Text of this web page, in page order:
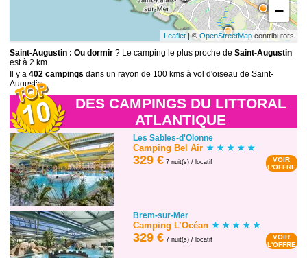
−
Leaflet| ©OpenStreetMapcontributors
Saint-Augustin : Ou dormir ? Le camping le plus proche deSaint-Augustin
est à 2 km.
Il y a402 campings dans un rayon de 100 kms à vol d'oiseau de Saint-
Augustin.
DES CAMPINGS DU LITTORAL
ATLANTIQUE
Les Sables-d'Olonne
Camping Bel Air
329 € 7 nuit(s) / locatif
VOIR
L'OFFRE
Brem-sur-Mer
Camping L’Océan
329 € 7 nuit(s) / locatif
VOIR
L'OFFRE